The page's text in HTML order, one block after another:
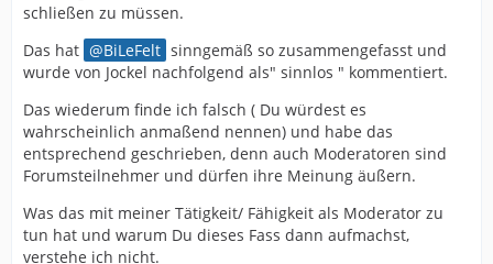
schließen zu müssen.
Das hat
BiLeFelt sinngemäß so zusammengefasst und
wurde von Jockel nachfolgend als" sinnlos " kommentiert.
Das wiederum finde ich falsch ( Du würdest es
wahrscheinlich anmaßend nennen) und habe das
entsprechend geschrieben, denn auch Moderatoren sind
Forumsteilnehmer und dürfen ihre Meinung äußern.
Was das mit meiner Tätigkeit/ Fähigkeit als Moderator zu
tun hat und warum Du dieses Fass dann aufmachst,
verstehe ich nicht.